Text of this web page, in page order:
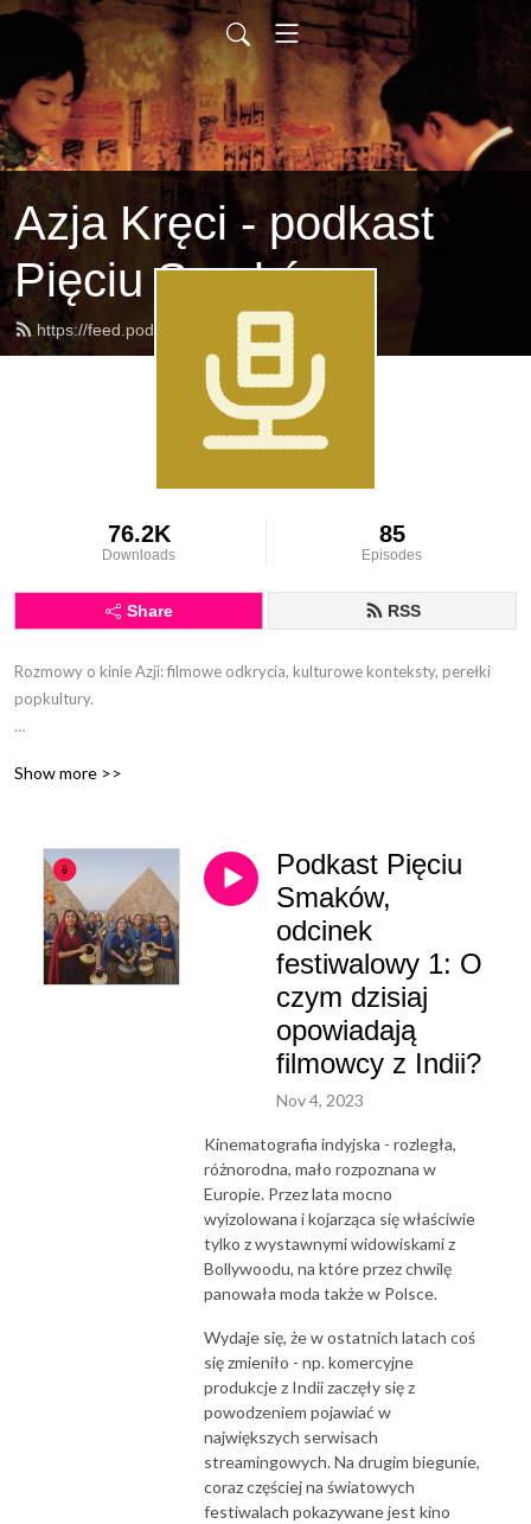
Azja Kręci - podkast
Pięciu Smaków
https://feed.podbean.com/azjakreci/feed.xml
76.2K
Downloads
85
Episodes
Share RSS
Rozmowy o kinie Azji: filmowe odkrycia, kulturowe konteksty, perełki
popkultury.
kinematografiom. Rozmawiamy o gorących nowościach, polecamy
kontekst kulturowy, bieżące kwestie polityczne i informacje z zaplecza
branży filmowej. Podsumowujemy trendy i podrzucamy ciekawostki z
filmowej i festiwalowej kuchni. Jeśli chcecie dowiedzieć się czegoś o
chińskich megaprodukcjach, japońskim kinie niezależnym, koreańskich
reżyserkach i niszowych produkcjach z Tybetu - trafiliście pod dobry
Pomysłodawczynią podkastu była Jagoda Murczyńska. Obecnie jest on
prowadzony przez selekcjonerów Pięciu Smaków - Marcina
Krasnowolskiego i Łukasza Mańkowskiego.
Zapraszamy również na stronę festiwalu - piecsmakow.pl
Show more >>
Podkast Pięciu
Smaków,
odcinek
festiwalowy 1: O
czym dzisiaj
opowiadają
filmowcy z Indii?
Nov 4, 2023
Kinematografia indyjska - rozległa,
różnorodna, mało rozpoznana w
Europie. Przez lata mocno
wyizolowana i kojarząca się właściwie
tylko z wystawnymi widowiskami z
Bollywoodu, na które przez chwilę
panowała moda także w Polsce.
Wydaje się, że w ostatnich latach coś
się zmieniło - np. komercyjne
produkcje z Indii zaczęły się z
powodzeniem pojawiać w
największych serwisach
streamingowych. Na drugim biegunie,
coraz częściej na światowych
festiwalach pokazywane jest kino